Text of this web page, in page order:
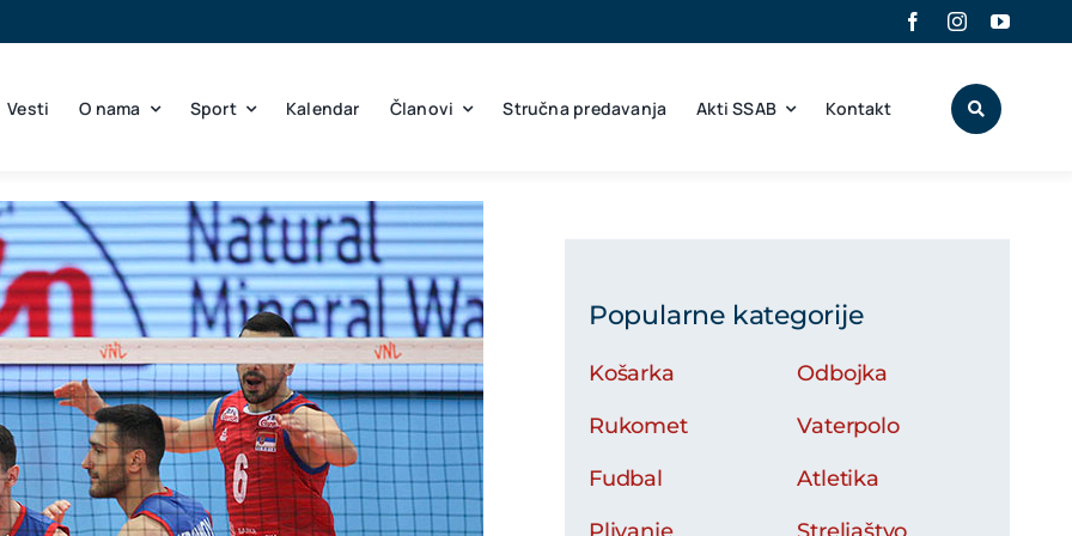
Vesti O nama Sport Kalendar Članovi Stručna predavanja Akti SSAB Kontakt
Popularne kategorije
Košarka
Rukomet
Fudbal
Odbojka
Vaterpolo
Atletika